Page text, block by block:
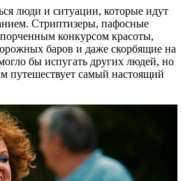
люди и ситуации, которые идут
Стриптизеры, пафосные
конкурсом красоты,
баров и даже скорбящие на
бы испугать других людей, но
путешествует самый настоящий